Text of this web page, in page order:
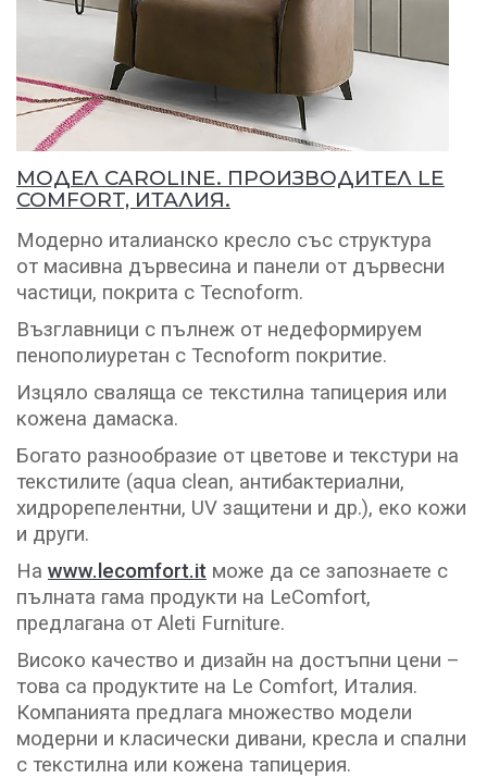
МОДЕЛ CAROLINE. ПРОИЗВОДИТЕЛ LE
COMFORT, ИТАЛИЯ.
Модерно италианско кресло със структура
от масивна дървесина и панели от дървесни
частици, покрита с Tecnoform.
Възглавници с пълнеж от недеформируем
пенополиуретан с Tecnoform покритие.
Изцяло сваляща се текстилна тапицерия или
кожена дамаска.
Богато разнообразие от цветове и текстури на
текстилите (aqua clean, антибактериални,
хидрорепелентни, UV защитени и др.), еко кожи
и други.
На www.lecomfort.it може да се запознаете с
пълната гама продукти на LeComfort,
предлагана от Aleti Furniture.
Високо качество и дизайн на достъпни цени –
това са продуктите на Le Comfort, Италия.
Компанията предлага множество модели
модерни и класически дивани, кресла и спални
с текстилна или кожена тапицерия.